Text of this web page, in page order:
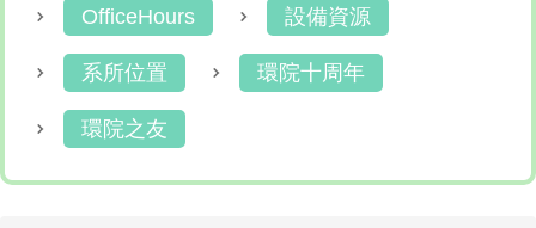
OfficeHours 設備資源
系所位置 環院十周年
環院之友